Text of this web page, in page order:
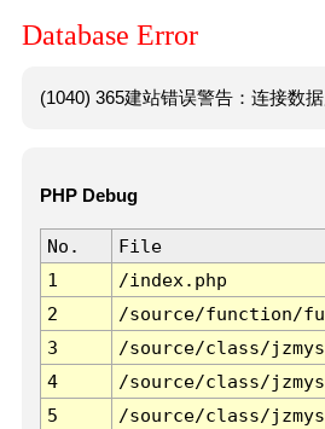
Database Error
(1040) 365建站错误警告：连接数
PHP Debug
No. File
1
/index.php
2
/source/function/
3
/source/class/
4
/source/class/
5
/source/class/